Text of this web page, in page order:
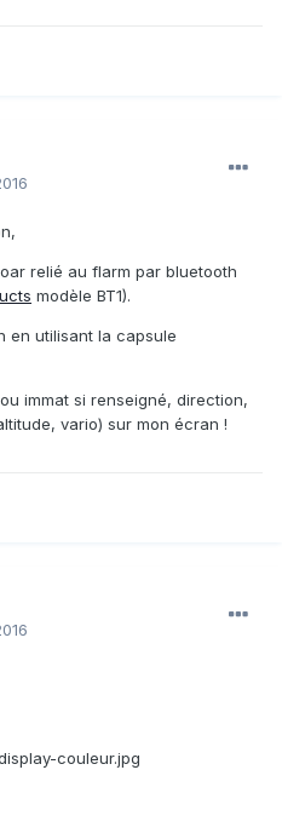
relié au flarm par bluetooth
modèle BT1).
en utilisant la capsule
immat si renseigné, direction,
vario) sur mon écran !
couleur.jpg